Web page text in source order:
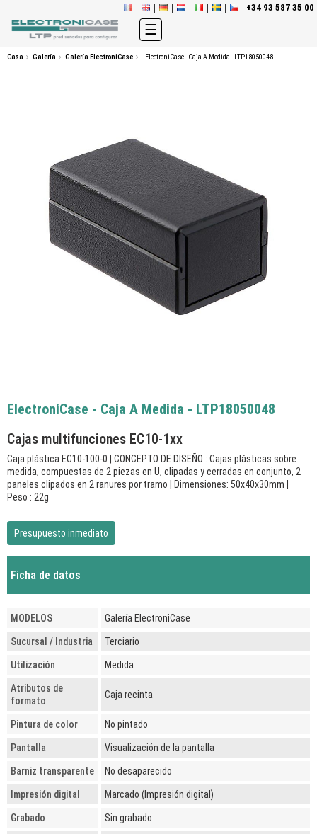
+34 93 587 35 00
Navegación
de
palanca
☰
Casa Galería Galería ElectroniCase ElectroniCase - Caja A Medida - LTP18050048
ElectroniCase - Caja A Medida - LTP18050048
Cajas multifunciones EC10-1xx
Caja plástica EC10-100-0 | CONCEPTO DE DISEÑO : Cajas plásticas sobre
medida, compuestas de 2 piezas en U, clipadas y cerradas en conjunto, 2
paneles clipados en 2 ranures por tramo | Dimensiones: 50x40x30mm |
Peso : 22g
Presupuesto inmediato
Ficha de datos
MODELOS Galería ElectroniCase
Sucursal / Industria Terciario
Utilización Medida
Atributos de
formato
Caja recinta
Pintura de color No pintado
Pantalla Visualización de la pantalla
Barniz transparente No desaparecido
Impresión digital Marcado (Impresión digital)
Grabado Sin grabado